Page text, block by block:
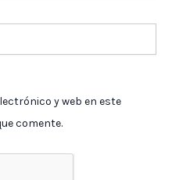
y web en este
comente.